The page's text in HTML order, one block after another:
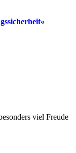
viel Freude